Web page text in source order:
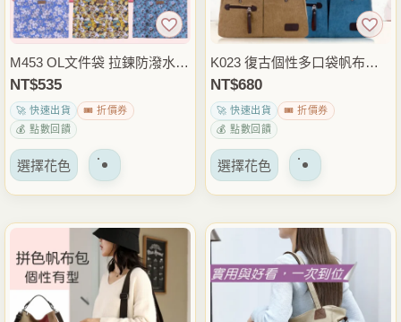
在
產
頁
上
擇
產
頁
上
擇
M453 OL文件袋 拉鍊防潑水資
料袋 補習袋 肩背包 A4檔案收
納包 上班上課通勤包 雨朵防
水包
NT$535
🚀 快速出貨
🎟️ 折價券
💰 點數回饋
選擇花色 該
有
種
變
體。
K023 復古個性多口袋帆布包
手提斜背兩用包 大容量休閒側
背包 日常通勤外出包
NT$680
🚀 快速出貨
🎟️ 折價券
💰 點數回饋
選擇花色 該
有
多
種
變
體。